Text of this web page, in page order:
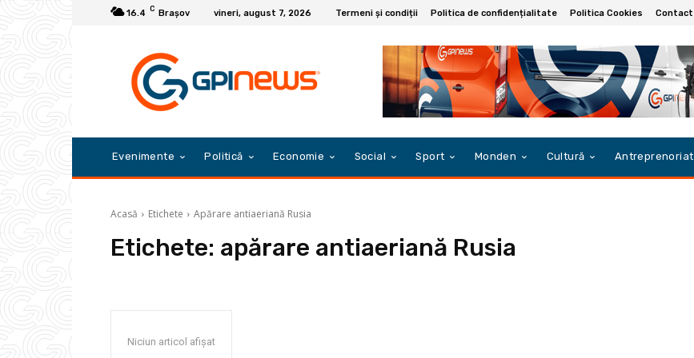
16.4 C Braşov vineri, august 7, 2026 Termeni și condiții Politica de confidențialitate Politica Cookies Contact
Evenimente Politică Economie Social Sport Monden Cultură Antreprenoriat
Acasă Etichete Apărare antiaeriană Rusia
Etichete: apărare antiaeriană Rusia
Niciun articol afișat